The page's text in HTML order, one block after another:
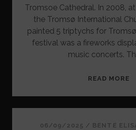
Tromsoe Cathedral. In 2008,
the Tromsø International
painted 5 triptychs for
festival was a fireworks
music concerts.
READ MORE
06/09/2025 / BENTE